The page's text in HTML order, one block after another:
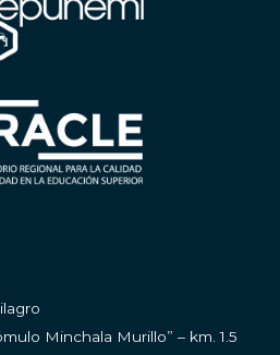
Minchala Murillo” – km. 1.5